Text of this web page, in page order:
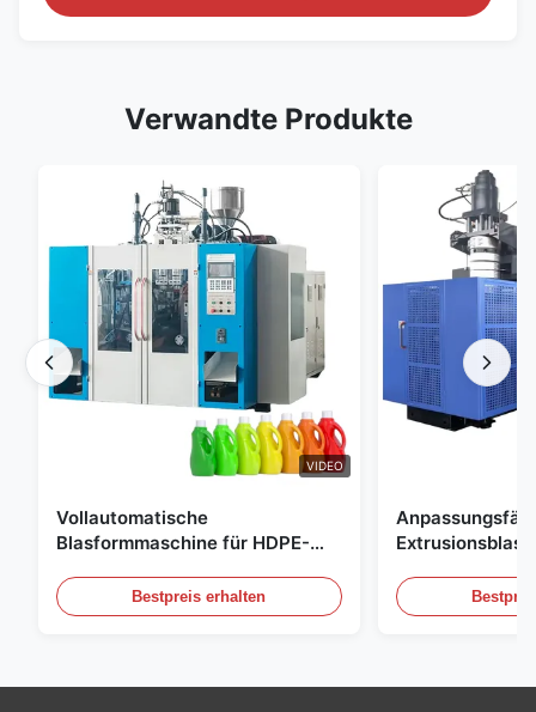
Verwandte Produkte
VIDEO
Vollautomatische
Blasformmaschine für HDPE-
PE-FlaschenBestpreis erhalten
Blasformgeräte